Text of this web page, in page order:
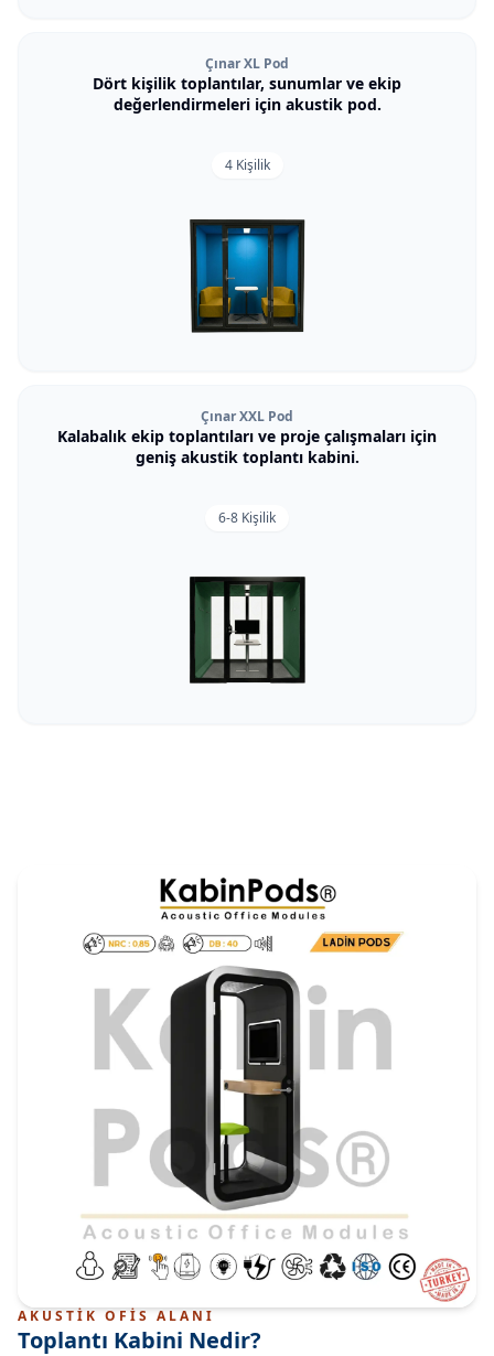
Çınar XL Pod
Dört kişilik toplantılar, sunumlar ve ekip
değerlendirmeleri için akustik pod.
4 Kişilik
Çınar XXL Pod
Kalabalık ekip toplantıları ve proje çalışmaları için
geniş akustik toplantı kabini.
6-8 Kişilik
AKUSTİK OFİS ALANI
Toplantı Kabini Nedir?